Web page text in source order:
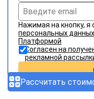
Рассчитать
Нажимая на кнопку,
персональных данных
Платформой
Согласен на
рекламной